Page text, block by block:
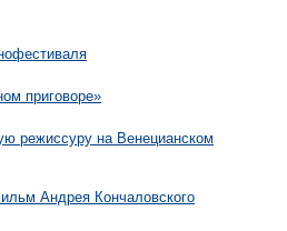
приговоре»
режиссуру на Венецианском
Андрея Кончаловского